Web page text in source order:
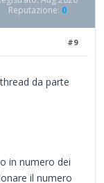
Reputazione: 0
#9
da parte
in numero dei
il numero